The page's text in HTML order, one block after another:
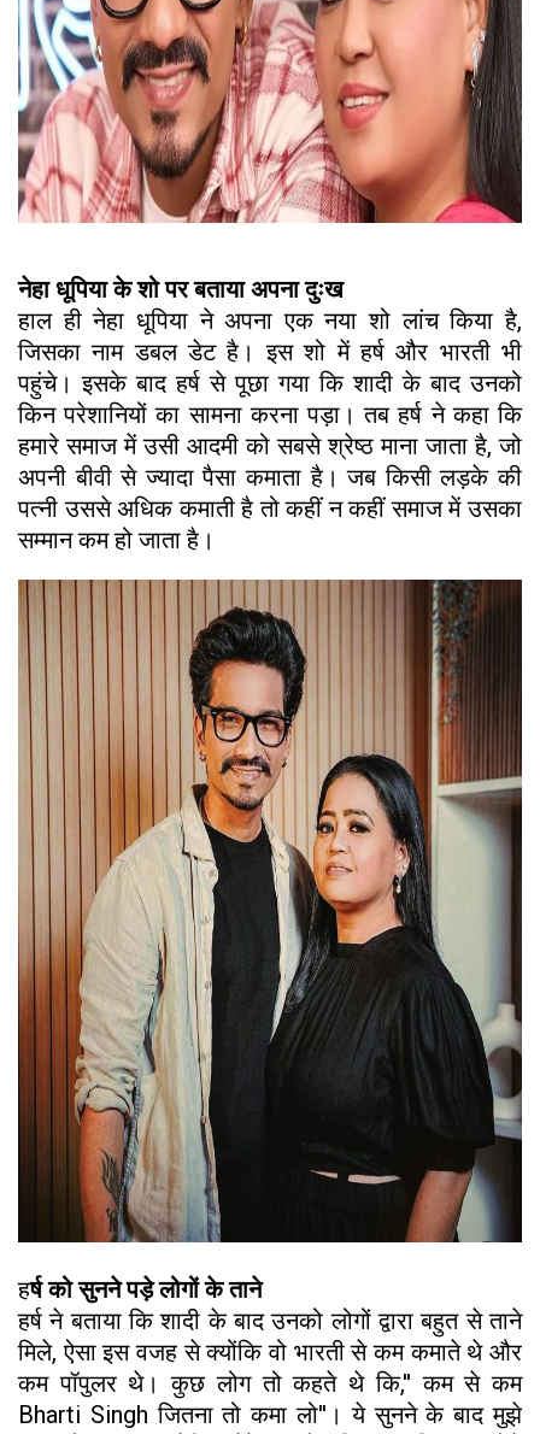
नेहा धूपिया के शो पर बताया अपना दुःख
हाल ही नेहा धूपिया ने अपना एक नया शो लांच किया है,
जिसका नाम डबल डेट है। इस शो में हर्ष और भारती भी
पहुंचे। इसके बाद हर्ष से पूछा गया कि शादी के बाद उनको
किन परेशानियों का सामना करना पड़ा। तब हर्ष ने कहा कि
हमारे समाज में उसी आदमी को सबसे श्रेष्ठ माना जाता है, जो
अपनी बीवी से ज्यादा पैसा कमाता है। जब किसी लड़के की
पत्नी उससे अधिक कमाती है तो कहीं न कहीं समाज में उसका
सम्मान कम हो जाता है।
हर्ष को सुनने पड़े लोगों के ताने
हर्ष ने बताया कि शादी के बाद उनको लोगों द्वारा बहुत से ताने
मिले, ऐसा इस वजह से क्योंकि वो भारती से कम कमाते थे और
कम पॉपुलर थे। कुछ लोग तो कहते थे कि,'' कम से कम
Bharti Singh जितना तो कमा लो''। ये सुनने के बाद मुझे